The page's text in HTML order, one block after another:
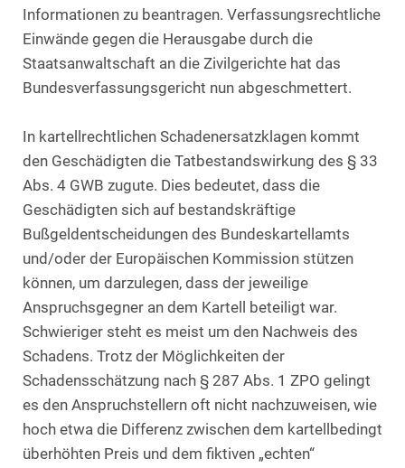
Informationen zu beantragen. Verfassungsrechtliche
Einwände gegen die Herausgabe durch die
Staatsanwaltschaft an die Zivilgerichte hat das
Bundesverfassungsgericht nun abgeschmettert.
In kartellrechtlichen Schadenersatzklagen kommt
den Geschädigten die Tatbestandswirkung des § 33
Abs. 4 GWB zugute. Dies bedeutet, dass die
Geschädigten sich auf bestandskräftige
Bußgeldentscheidungen des Bundeskartellamts
und/oder der Europäischen Kommission stützen
können, um darzulegen, dass der jeweilige
Anspruchsgegner an dem Kartell beteiligt war.
Schwieriger steht es meist um den Nachweis des
Schadens. Trotz der Möglichkeiten der
Schadensschätzung nach § 287 Abs. 1 ZPO gelingt
es den Anspruchstellern oft nicht nachzuweisen, wie
hoch etwa die Differenz zwischen dem kartellbedingt
überhöhten Preis und dem fiktiven „echten“